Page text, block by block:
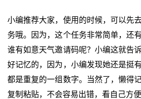
小编推荐大家，使用的时候，可以先
务哦。因为，这个任务非常简单，还
谁有如意天气邀请码呢？小编这就告
好记忆的，因为，小编发现她还是挺
都是重复的一组数字。当然了，懒得
复制粘贴，不会容易出错，看自己方便